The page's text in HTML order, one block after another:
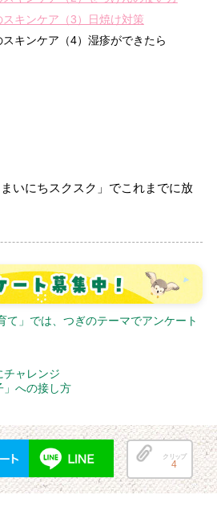
スキンケア（3）日焼け対策
スキンケア（4）湿疹ができたら
いにちスクスク」でこれまでに放
て」では、つぎのテーマでアンケート
チャレンジ
」への接し方
クリップ
4